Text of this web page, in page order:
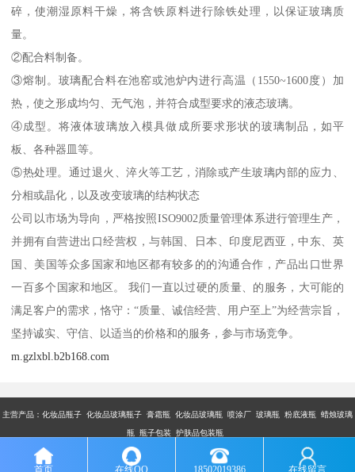
碎，使潮湿原料干燥，将含铁原料进行除铁处理，以保证玻璃质
量。
②配合料制备。
③熔制。玻璃配合料在池窑或池炉内进行高温（1550~1600度）加
热，使之形成均匀、无气泡，并符合成型要求的液态玻璃。
④成型。将液体玻璃放入模具做成所要求形状的玻璃制品，如平
板、各种器皿等。
⑤热处理。通过退火、淬火等工艺，消除或产生玻璃内部的应力、
分相或晶化，以及改变玻璃的结构状态
公司以市场为导向，严格按照ISO9002质量管理体系进行管理生产，
并拥有自营进出口经营权，与韩国、日本、印度尼西亚，中东、英
国、美国等众多国家和地区都有较多的的沟通合作，产品出口世界
一百多个国家和地区。 我们一直以过硬的质量、的服务，大可能的
满足客户的需求，恪守：“质量、诚信经营、用户至上”为经营宗旨，
坚持诚实、守信、以适当的价格和的服务，参与市场竞争。
m.gzlxbl.b2b168.com
主营产品： 化妆品瓶子 化妆品玻璃瓶子 膏霜瓶 化妆品玻璃瓶 喷涂厂 玻璃瓶 粉底液瓶 蜡烛玻璃
瓶 瓶子包装 护肤品包装瓶
版权所有：广州市乐鑫玻璃制品有限公司
首页 在线QQ 18502019386 在线留言